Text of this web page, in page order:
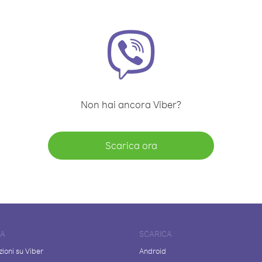
Non hai ancora Viber?
Scarica ora
su Viber
SCARICA
Android